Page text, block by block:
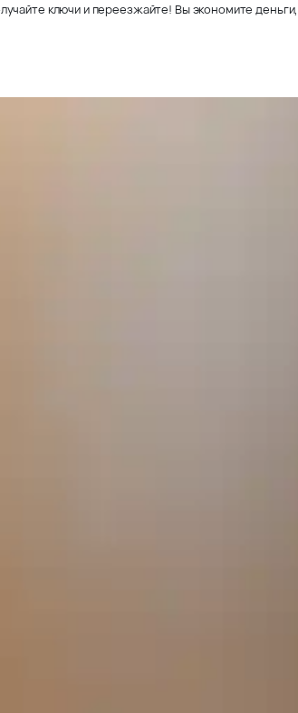
ключи и переезжайте! Вы экономите